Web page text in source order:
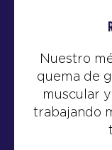
Nuestro
quema de
muscular
trabajando